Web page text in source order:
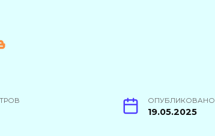
ОПУБЛИКОВАНО
19.05.2025